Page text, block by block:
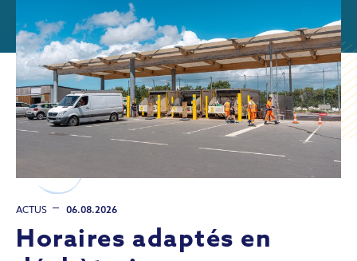
ACTUS 06.08.2026
Horaires adaptés en